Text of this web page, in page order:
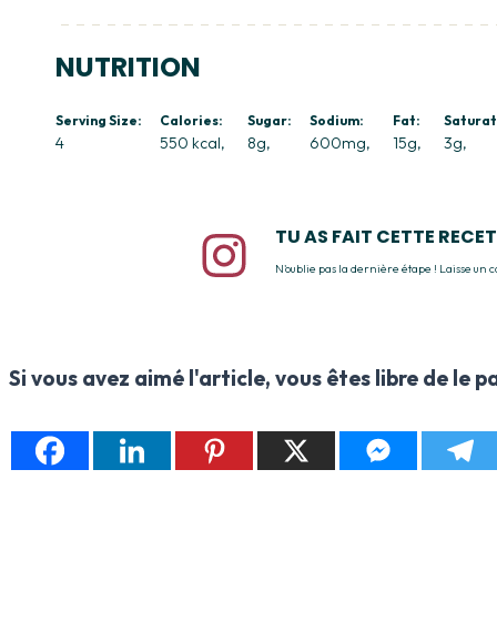
NUTRITION
Serving Size:
4
Calories:
550 kcal
Sugar:
8g
Sodium:
600mg
Fat:
15g 3g
TU AS FAIT CETTE
N'oublie pas la dernière étape ! Laisse un
Si vous avez aimé l'article, vous êtes libre de le